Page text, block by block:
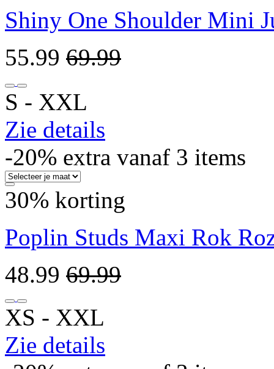
Shiny One Shoulder Mini
55.99 69.99
S ‐ XXL
Zie details
-20% extra vanaf 3 items
30% korting
Poplin Studs Maxi Rok
48.99 69.99
XS ‐ XXL
Zie details